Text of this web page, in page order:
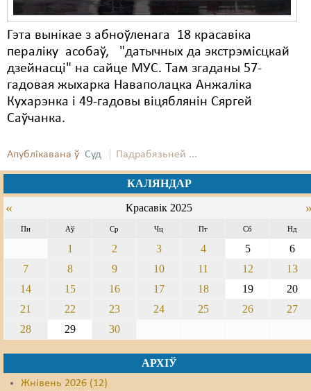
Гэта вынікае з абноўленага 18 красавіка
пераліку асобаў, "датычных да экстрэмісцкай
дзейнасці" на сайце МУС. Там згаданы 57-
гадовая жыхарка Наваполацка Анжаліка
Кухарэнка і 49-гадовы віцяблянін Сяргей
Саўчанка.
Апублікавана ў Суд Падрабязьней ...
КАЛЯНДАР
« Красавік 2025
Пн Аў Ср Чц Пт Сб Нд
1 2 3 4 5
6
7
8 9 10 11 12
13
14
15 16 17 18 19
20
21
22 23 24 25 26
27
28
29 30
АРХІЎ
Жнівень 2026 (12)